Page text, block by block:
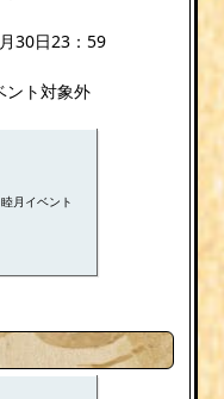
30日23：59
ント対象外
睦月イベント